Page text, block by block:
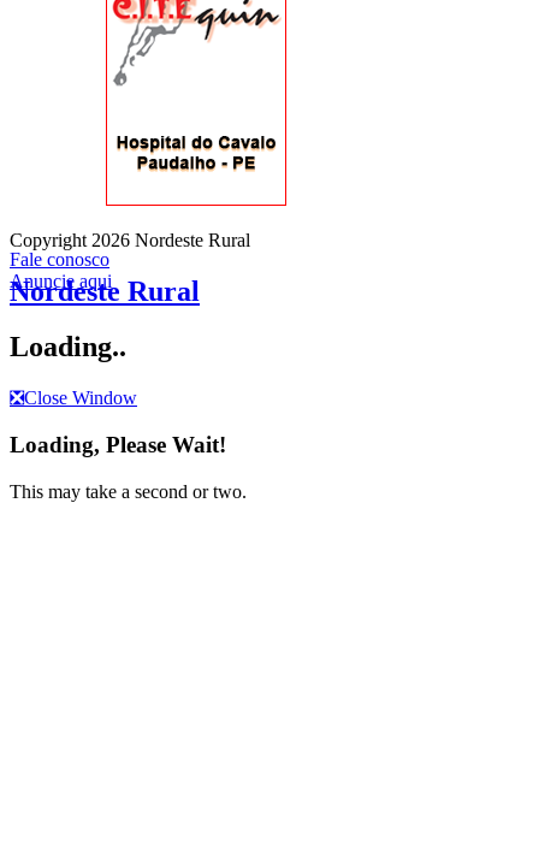
Fale conosco
Anuncie aqui
Copyright 2026 Nordeste Rural
Nordeste Rural
Loading..
❎Close Window
Loading, Please Wait!
This may take a second or two.